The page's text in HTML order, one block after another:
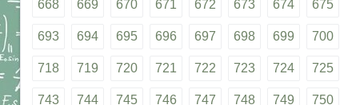
668 669 670 671 672 673 674 675
693 694 695 696 697 698 699 700
718 719 720 721 722 723 724 725
743 744 745 746 747 748 749 750